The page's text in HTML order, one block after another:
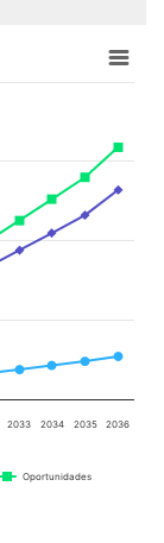
Oportunidades
2033 2034 2035 2036